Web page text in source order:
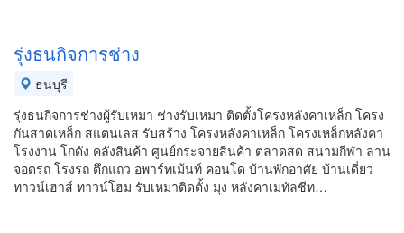
รุ่งธนกิจการช่าง
ธนบุรี
รุ่งธนกิจการช่างผู้รับเหมา ช่างรับเหมา ติดตั้งโครงหลังคาเหล็ก โครง
กันสาดเหล็ก สแตนเลส รับสร้าง โครงหลังคาเหล็ก โครงเหล็กหลังคา
โรงงาน โกดัง คลังสินค้า ศูนย์กระจายสินค้า ตลาดสด สนามกีฬา ลาน
จอดรถ โรงรถ ตึกแถว อพาร์ทเม้นท์ คอนโด บ้านพักอาศัย บ้านเดี่ยว
ทาวน์เฮาส์ ทาวน์โฮม รับเหมาติดตั้ง มุง หลังคาเมทัลชีท…